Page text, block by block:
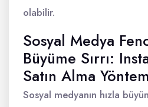
olabilir.
Sosyal Medya
Büyüme Sırrı:
Satın Alma
Sosyal medyanın hızla